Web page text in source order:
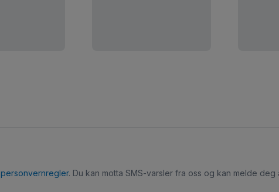
personvernregler. Du kan motta SMS-varsler fra oss og kan melde deg